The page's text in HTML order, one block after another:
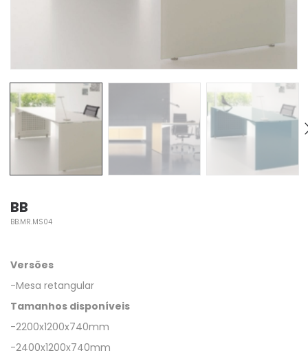
BB
BB.MR.MS04
Versões
-Mesa retangular
Tamanhos disponíveis
-2200x1200x740mm
-2400x1200x740mm